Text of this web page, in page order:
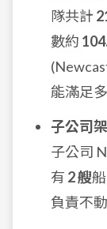
隊共計
數約
能滿足
子公司
子公司
有 2 艘
負責不